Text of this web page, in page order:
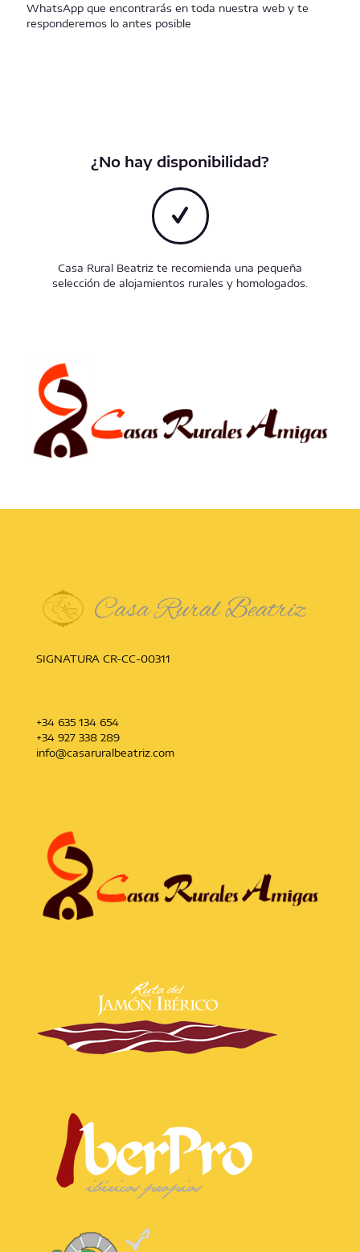
WhatsApp que encontrarás en toda nuestra web y te
responderemos lo antes posible
¿No hay disponibilidad?
Casa Rural Beatriz te recomienda una pequeña
selección de alojamientos rurales y homologados.
SIGNATURA CR-CC-00311
+34 635 134 654
+34 927 338 289
info@casaruralbeatriz.com